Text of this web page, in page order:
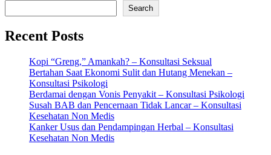
Search
Recent Posts
Kopi “Greng,” Amankah? – Konsultasi Seksual
Bertahan Saat Ekonomi Sulit dan Hutang Menekan –
Konsultasi Psikologi
Berdamai dengan Vonis Penyakit – Konsultasi Psikologi
Susah BAB dan Pencernaan Tidak Lancar – Konsultasi
Kesehatan Non Medis
Kanker Usus dan Pendampingan Herbal – Konsultasi
Kesehatan Non Medis